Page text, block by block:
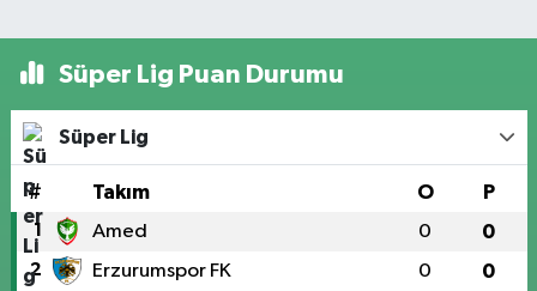
Süper Lig Puan Durumu
Süper Lig
# Takım O P
1 Amed 0 0
2 Erzurumspor FK 0 0